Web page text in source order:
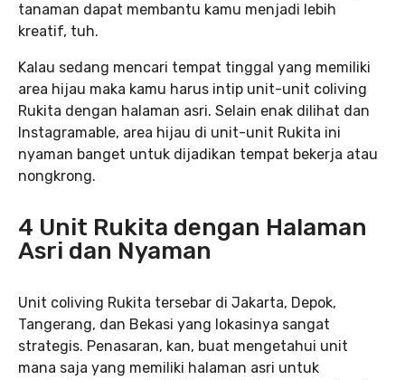
tanaman dapat membantu kamu menjadi lebih
kreatif, tuh.
Kalau sedang mencari tempat tinggal yang memiliki
area hijau maka kamu harus intip unit-unit coliving
Rukita dengan halaman asri. Selain enak dilihat dan
Instagramable, area hijau di unit-unit Rukita ini
nyaman banget untuk dijadikan tempat bekerja atau
nongkrong.
4 Unit Rukita dengan Halaman
Asri dan Nyaman
Unit coliving Rukita tersebar di Jakarta, Depok,
Tangerang, dan Bekasi yang lokasinya sangat
strategis. Penasaran, kan, buat mengetahui unit
mana saja yang memiliki halaman asri untuk